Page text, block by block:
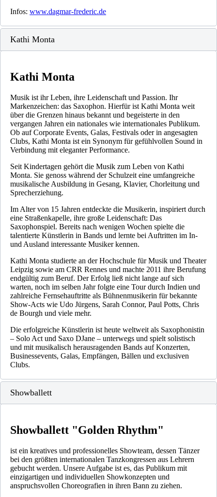
Infos: www.dagmar-frederic.de
Kathi Monta
Kathi Monta
Musik ist ihr Leben, ihre Leidenschaft und Passion. Ihr
Markenzeichen: das Saxophon. Hierfür ist Kathi Monta weit
über die Grenzen hinaus bekannt und begeisterte in den
vergangen Jahren ein nationales wie internationales Publikum.
Ob auf Corporate Events, Galas, Festivals oder in angesagten
Clubs, Kathi Monta ist ein Synonym für gefühlvollen Sound in
Verbindung mit eleganter Performance.
Seit Kindertagen gehört die Musik zum Leben von Kathi
Monta. Sie genoss während der Schulzeit eine umfangreiche
musikalische Ausbildung in Gesang, Klavier, Chorleitung und
Sprecherziehung.
Im Alter von 15 Jahren entdeckte die Musikerin, inspiriert durch
eine Straßenkapelle, ihre große Leidenschaft: Das
Saxophonspiel. Bereits nach wenigen Wochen spielte die
talentierte Künstlerin in Bands und lernte bei Auftritten im In-
und Ausland interessante Musiker kennen.
Kathi Monta studierte an der Hochschule für Musik und Theater
Leipzig sowie am CRR Rennes und machte 2011 ihre Berufung
endgültig zum Beruf. Der Erfolg ließ nicht lange auf sich
warten, noch im selben Jahr folgte eine Tour durch Indien und
zahlreiche Fernsehauftritte als Bühnenmusikerin für bekannte
Show-Acts wie Udo Jürgens, Sarah Connor, Paul Potts, Chris
de Bourgh und viele mehr.
Die erfolgreiche Künstlerin ist heute weltweit als Saxophonistin
– Solo Act und Saxo DJane – unterwegs und spielt solistisch
und mit musikalisch herausragenden Bands auf Konzerten,
Businessevents, Galas, Empfängen, Bällen und exclusiven
Clubs.
Showballett
Showballett "Golden Rhythm"
ist ein kreatives und professionelles Showteam, dessen Tänzer
bei den größten internationalen Tanzkongressen aus Lehrern
gebucht werden. Unsere Aufgabe ist es, das Publikum mit
einzigartigen und individuellen Showkonzepten und
anspruchsvollen Choreografien in ihren Bann zu ziehen.